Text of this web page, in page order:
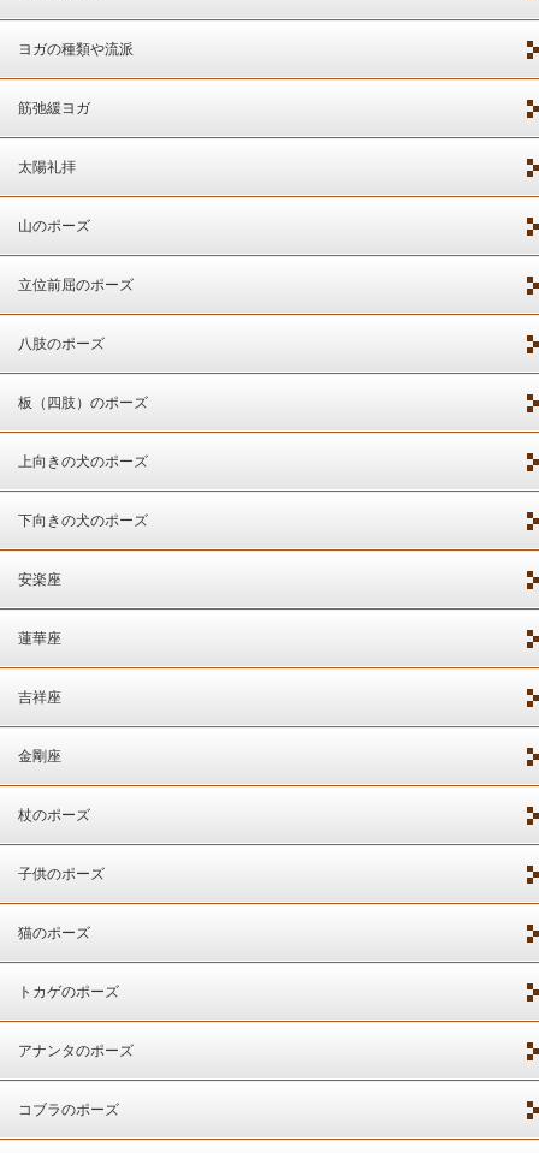
ヨガの種類や流派
筋弛緩ヨガ
太陽礼拝
山のポーズ
立位前屈のポーズ
八肢のポーズ
板（四肢）のポーズ
上向きの犬のポーズ
下向きの犬のポーズ
安楽座
蓮華座
吉祥座
金剛座
杖のポーズ
子供のポーズ
猫のポーズ
トカゲのポーズ
アナンタのポーズ
コブラのポーズ